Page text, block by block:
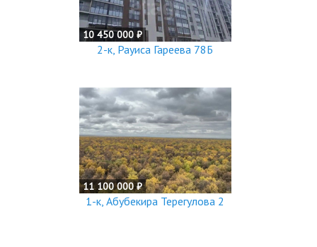
10 450 000 ₽
2-к, Рауиса Гареева 78Б
11 100 000 ₽
1-к, Абубекира Терегулова 2